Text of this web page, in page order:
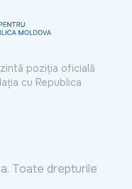
poziția oficială
cu Republica
Toate drepturile